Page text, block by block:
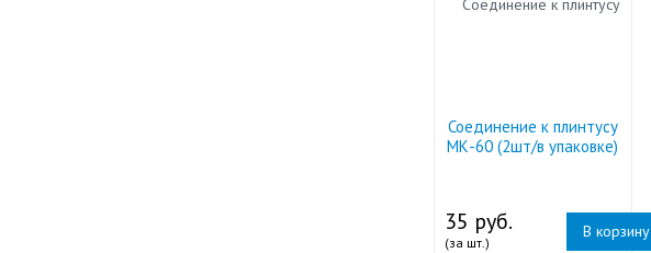
Соединение к плинтусу
МК-60 (2шт/в упаковке)
35 руб.
(за шт.)
В корзину